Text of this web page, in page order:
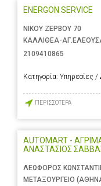
ENERGON SERVICE
ΝΙΚΟΥ ΖΕΡΒΟΥ 70
ΚΑΛΛΙΘΕΑ-
2109410865
Κατηγορία: Υπηρεσίες /
ΠΕΡΙΣΣΟΤΕΡΑ
AUTOMART -
ΑΝΑΣΤΑΣΙΟΣ
ΛΕΩΦΟΡΟΣ
ΜΕΤΑΞΟΥΡΓΕΙΟ